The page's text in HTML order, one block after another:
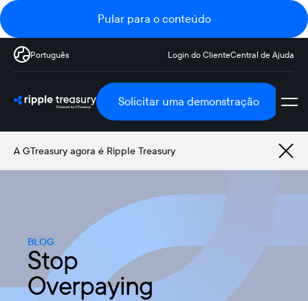
Pular para o conteúdo
Português Login do ClienteCentral de Ajuda
Solicitar uma demonstração
A GTreasury agora é Ripple Treasury
BLOG
Stop
Overpaying